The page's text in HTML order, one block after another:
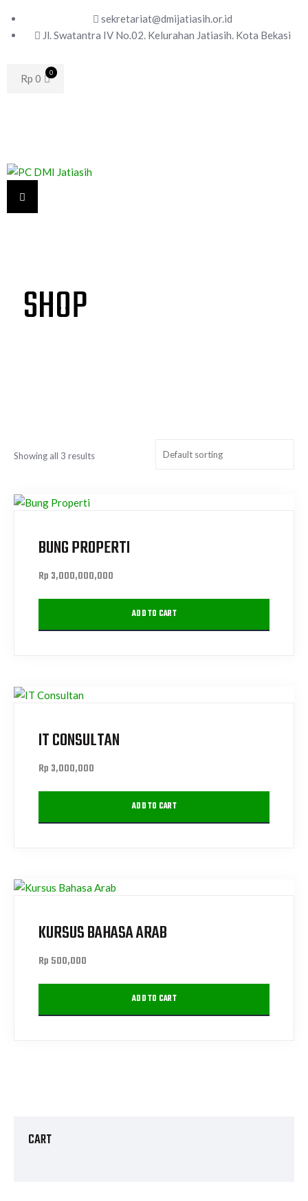
sekretariat@dmijatiasih.or.id
Jl. Swatantra IV No.02. Kelurahan Jatiasih. Kota Bekasi
Rp 0 0
SHOP
Showing all 3 results
BUNG PROPERTI
Rp 3,000,000,000
ADD TO CART
IT CONSULTAN
Rp 3,000,000
ADD TO CART
KURSUS BAHASA ARAB
Rp 500,000
ADD TO CART
CART